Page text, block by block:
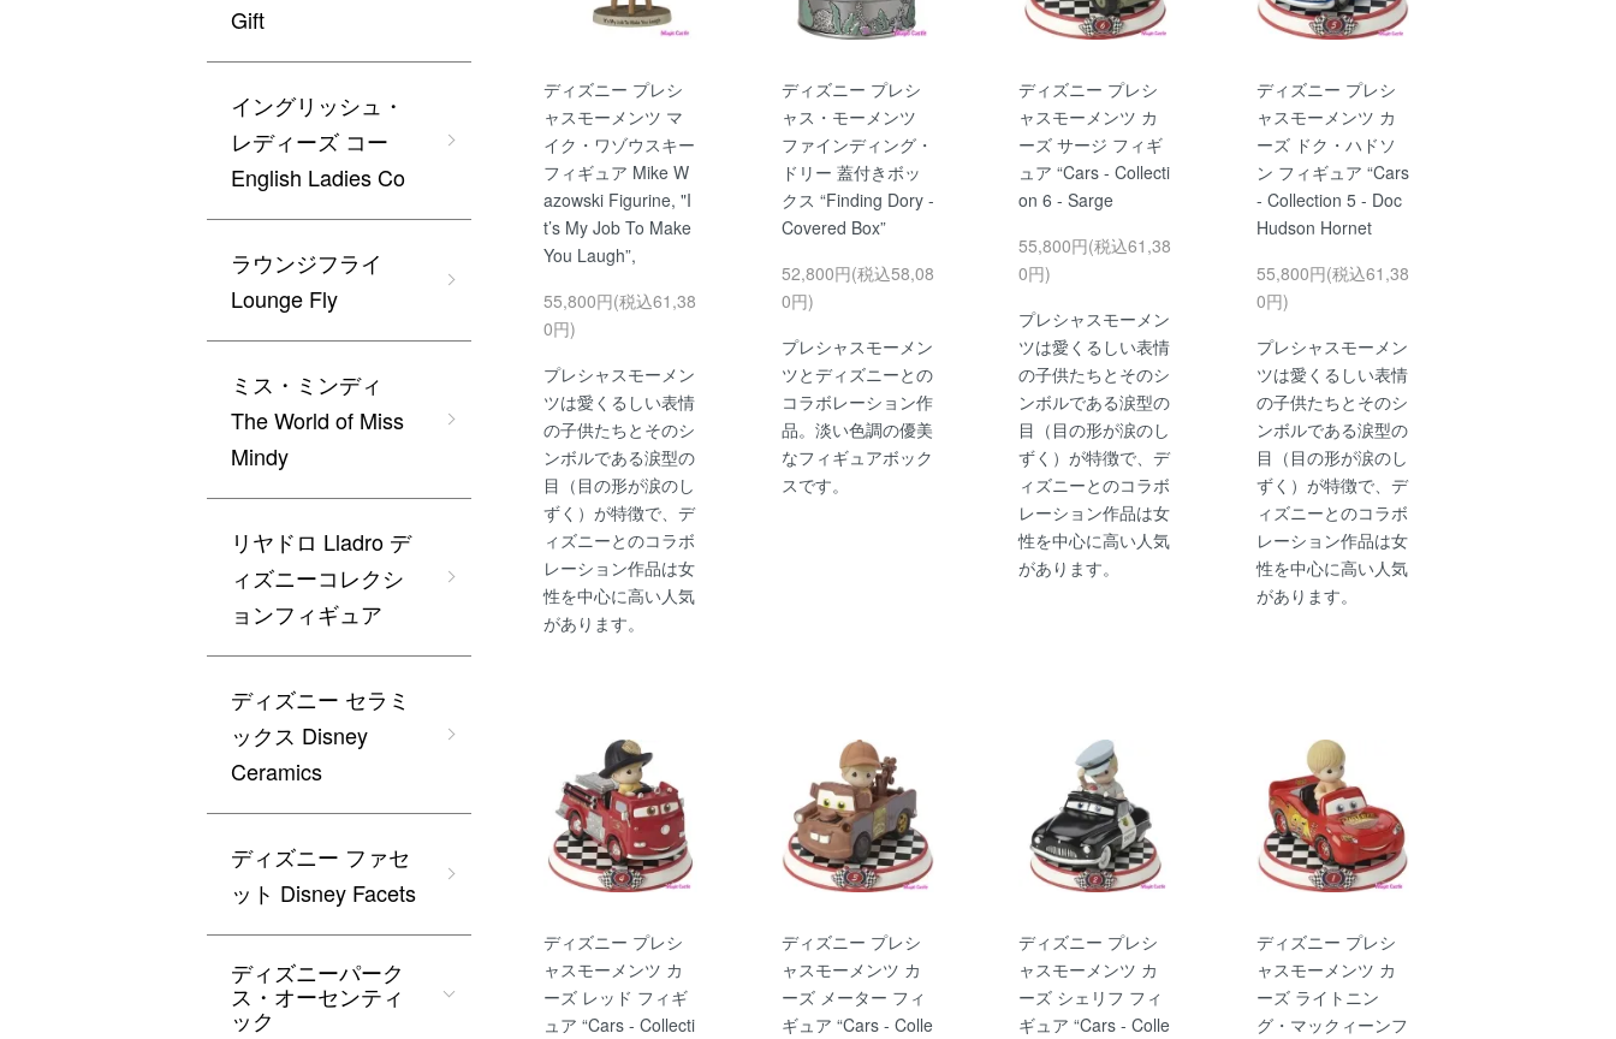
ディズニー プレシ
ャスモーメンツ マ
イク・ワゾウスキー
フィギュア Mike W
azowski Figurine, "I
t’s My Job To Make
You Laugh”,
55,800円(税込61,38
0円)
プレシャスモーメン
ツは愛くるしい表情
の子供たちとそのシ
ンボルである涙型の
目（目の形が涙のし
ずく）が特徴で、デ
ィズニーとのコラボ
レーション作品は女
性を中心に高い人気
があります。
ディズニー プレシ
ャス・モーメンツ
ファインディング・
ドリー 蓋付きボッ
クス “Finding Dory -
Covered Box”
52,800円(税込58,08
0円)
プレシャスモーメン
ツとディズニーとの
コラボレーション作
品。淡い色調の優美
なフィギュアボック
スです。
ディズニー プレシ
ャスモーメンツ カ
ーズ サージ フィギ
ュア “Cars - Collecti
on 6 - Sarge
55,800円(税込61,38
0円)
プレシャスモーメン
ツは愛くるしい表情
の子供たちとそのシ
ンボルである涙型の
目（目の形が涙のし
ずく）が特徴で、デ
ィズニーとのコラボ
レーション作品は女
性を中心に高い人気
があります。
ディズニー プレシ
ャスモーメンツ カ
ーズ ドク・ハドソ
ン フィギュア “Cars
- Collection 5 - Doc
Hudson Hornet
55,800円(税込61,38
0円)
プレシャスモーメン
ツは愛くるしい表情
の子供たちとそのシ
ンボルである涙型の
目（目の形が涙のし
ずく）が特徴で、デ
ィズニーとのコラボ
レーション作品は女
性を中心に高い人気
があります。
ディズニー プレシ
ャスモーメンツ カ
ーズ レッド フィギ
ュア “Cars - Collecti
ディズニー プレシ
ャスモーメンツ カ
ーズ メーター フィ
ギュア “Cars - Colle
ディズニー プレシ
ャスモーメンツ カ
ーズ シェリフ フィ
ギュア “Cars - Colle
ディズニー プレシ
ャスモーメンツ カ
ーズ ライトニン
グ・マックィーンフ
Gift
イングリッシュ・
レディーズ コー
English Ladies Co
ラウンジフライ
Lounge Fly
ミス・ミンディ
The World of Miss
Mindy
リヤドロ Lladro デ
ィズニーコレクシ
ョンフィギュア
ディズニー セラミ
ックス Disney
Ceramics
ディズニー ファセ
ット Disney Facets
ディズニーパーク
ス・オーセンティ
ック